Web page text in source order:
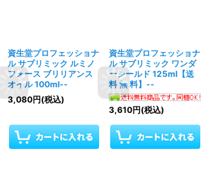
資生堂プロフェッショナ
ル サブリミック ルミノ
フォース ブリリアンス
オイル 100ml--
3,080円(税込)
資生堂プロフェッショナ
ル サブリミック ワンダ
ーシールド 125ml【送
料 無 料】--
3,610円(税込)